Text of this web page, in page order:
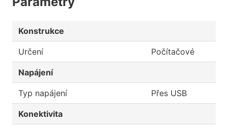
Konstrukce
Určení Počítačové
Napájení
Typ napájení Přes USB
Konektivita